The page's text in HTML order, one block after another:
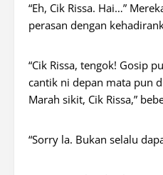
“Eh, Cik Rissa. Hai…”
perasan dengan
“Cik Rissa, tengok! Gosip
cantik ni depan mata pun
Marah sikit, Cik Rissa,”
“Sorry la. Bukan selalu